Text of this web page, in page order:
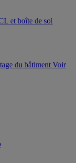
et boîte de sol
du bâtiment Voir